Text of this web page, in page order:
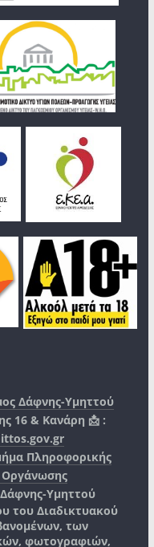
Δάφνης-Υμηττού
16 & Κανάρη 📩 :
Πληροφορικής
Υμηττού
του Διαδικτυακού
των
φωτογραφιών,